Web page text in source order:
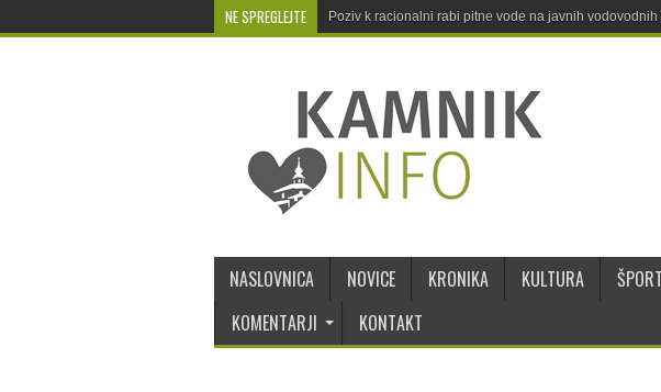
NE SPREGLEJTE Poziv k racionalni rabi pitne vode na javnih vodovodnih
NASLOVNICA NOVICE KRONIKA KULTURA ŠPORT
KOMENTARJI
KONTAKT